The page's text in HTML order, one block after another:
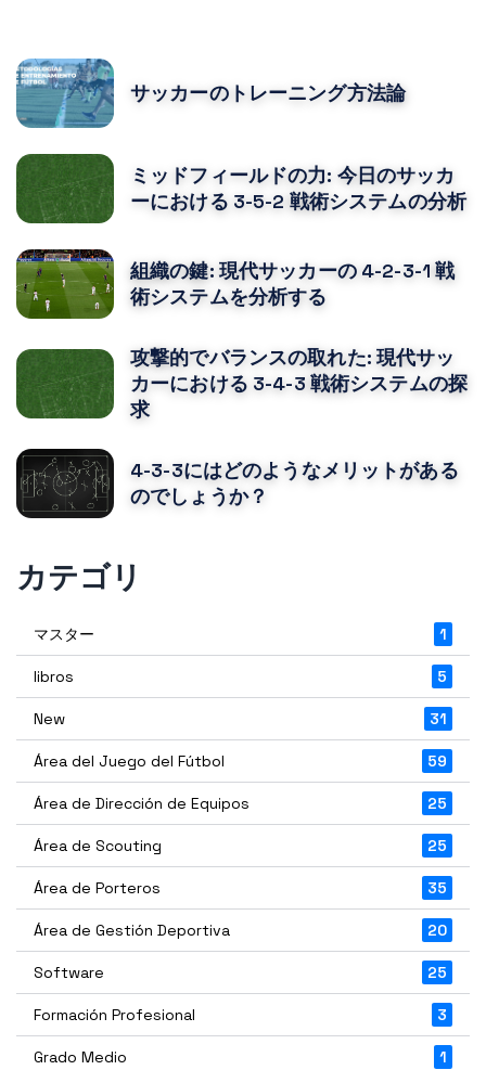
サッカーのトレーニング方法論
ミッドフィールドの力: 今日のサッカ
ーにおける 3-5-2 戦術システムの分析
組織の鍵: 現代サッカーの 4-2-3-1 戦
術システムを分析する
攻撃的でバランスの取れた: 現代サッ
カーにおける 3-4-3 戦術システムの探
求
4-3-3にはどのようなメリットがある
のでしょうか？
カテゴリ
マスター 1
libros 5
New 31
Área del Juego del Fútbol 59
Área de Dirección de Equipos 25
Área de Scouting 25
Área de Porteros 35
Área de Gestión Deportiva 20
Software 25
Formación Profesional 3
Grado Medio 1